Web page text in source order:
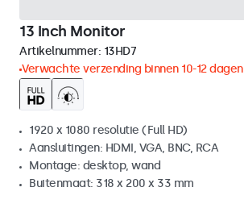
13 Inch Monitor
Artikelnummer: 13HD7
Verwachte verzending binnen 10-12 dagen
1920 x 1080 resolutie (Full HD)
Aansluitingen: HDMI, VGA, BNC, RCA
Montage: desktop, wand
Buitenmaat: 318 x 200 x 33 mm